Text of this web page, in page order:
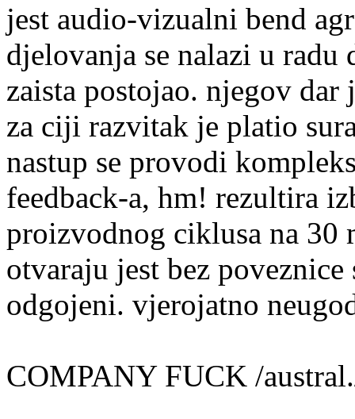
jest audio-vizualni bend
djelovanja se nalazi u
zaista postojao. njegov
za ciji razvitak je platio
nastup se provodi
feedback-a, hm! rezultira
proizvodnog ciklusa na 30
otvaraju jest bez
odgojeni. vjerojatno
COMPANY FUCK /